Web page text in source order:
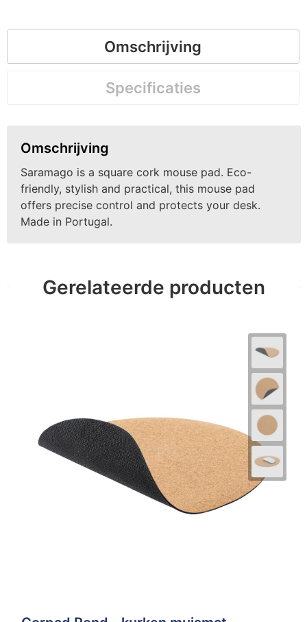
Omschrijving
Specificaties
Omschrijving
Saramago is a square cork mouse pad. Eco-
friendly, stylish and practical, this mouse pad
offers precise control and protects your desk.
Made in Portugal.
Gerelateerde producten